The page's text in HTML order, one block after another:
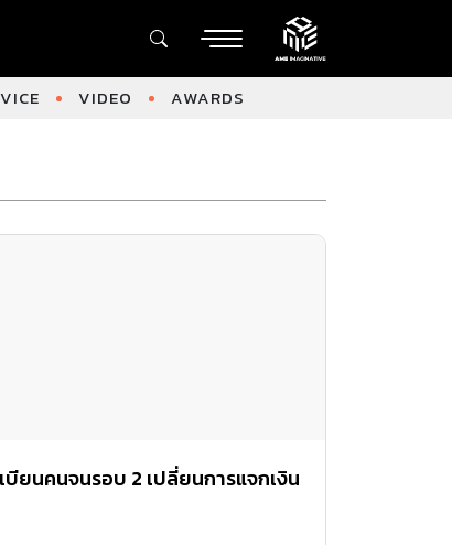
VIDEO AWARDS
บียนคนจนรอบ 2 เปลี่ยนการแจกเงิน